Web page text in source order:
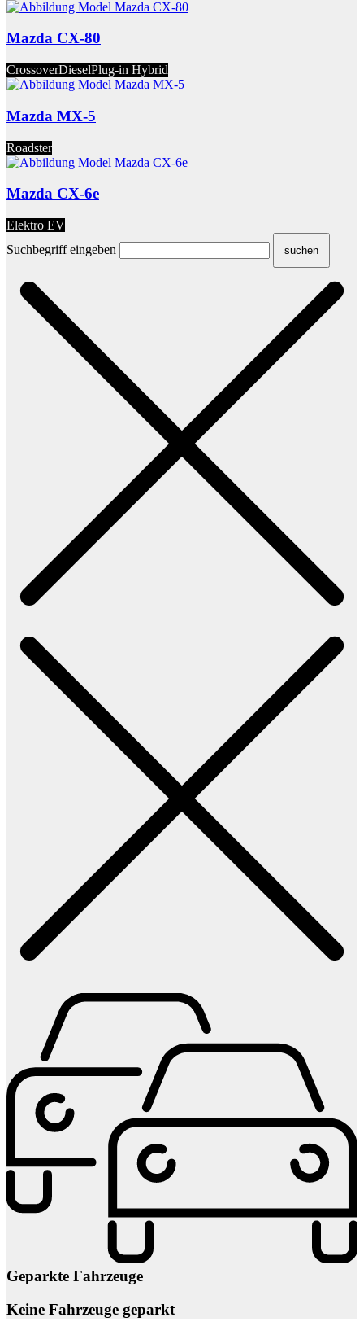
Mazda CX-80
CrossoverDieselPlug-in Hybrid
Mazda MX-5
Roadster
Mazda CX-6e
Elektro EV
Suchbegriff eingeben
Geparkte Fahrzeuge
Keine Fahrzeuge geparkt